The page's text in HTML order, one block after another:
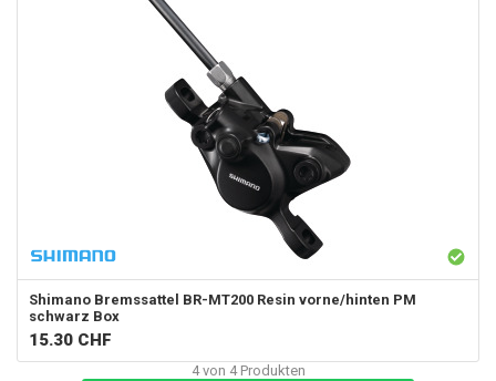
Shimano Bremssattel BR-MT200 Resin vorne/hinten PM
schwarz Box
15.30 CHF
4von 4Produkten